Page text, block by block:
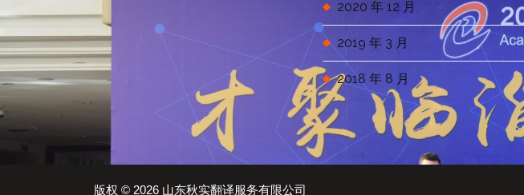
2020 年 12 月
2019 年 3 月
2018 年 8 月
版权 © 2026 山东秋实翻译服务有限公司